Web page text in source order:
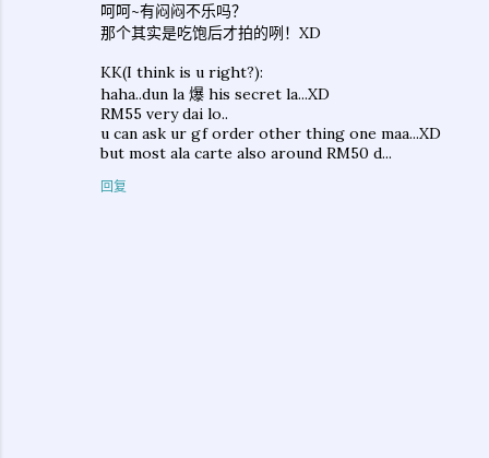
呵呵~有闷闷不乐吗？
那个其实是吃饱后才拍的咧！XD
KK(I think is u right?):
haha..dun la 爆 his secret la...XD
RM55 very dai lo..
u can ask ur gf order other thing one maa...XD
but most ala carte also around RM50 d...
回复